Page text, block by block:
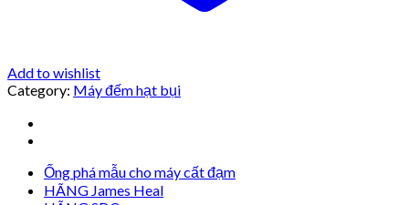
Add to wishlist
Category: Máy đếm hạt bụi
Ống phá mẫu cho máy cất đạm
HÃNG James Heal